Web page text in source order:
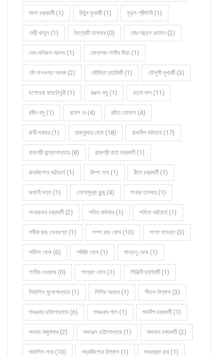
মালা চক্রবর্তী (1) মিঠুন মুখার্জী (1) মৃদুল শ্রীমানী (1)
মেরী খাতুন (1) মৈত্রেয়ী হালদার (0) মোঃ আব্দুল রহমান (2)
মোঃ মনিরুল আলম (1) মোহাম্মদ শামীম মিয়া (1)
মৌ দাশগুপ্ত আদক (2) মৌমিতা চ্যাটার্জী (1) মৌসুমী মুখার্জী (3)
যশোধরা রায়চৌধুরী (1) রঞ্জনা বসু (1) রত্না দাস (11)
রবীন বসু (1) রমেশ দে (4) রহিত ঘোষাল (4)
রাখী সরদার (1) রাজকুমার ঘোষ (18) রাজদীপ ভট্টাচার্য (17)
রাজশ্রী বন্দ্যোপাধ্যায় (8) রাজশ্রী রাহা চক্রবর্তী (1)
রামকিশোর ভট্টাচার্য (1) রিম্পা নাথ (1) রীতা চক্রবর্তী (1)
রূপালী দত্ত (1) লোপামুদ্রা কুন্ডু (4) শংকর হালদার (1)
শংকরনাথ চক্রবর্তী (2) শমিত কর্মকার (1) শমিতা ভট্টাচার্য (1)
শমীক জয় সেনগুপ্ত (1) শম্পা রায় বোস (10) শম্পা সামন্ত (3)
শর্মিলা ঘোষ (6) শর্মিষ্ঠা ঘোষ (1) শান্তনু ঘোষ (1)
শামীম নওয়াজ (0) শাশ্বত বোস (1) শিঞ্জিনী চ্যাটার্জী (1)
শিবাশিস মুখোপাধ্যায় (1) শিশির আজম (1) শীতল বিশ্বাস (3)
শুভঙ্কর চট্টোপাধ্যায় (6) শুভঙ্কর পাল (1) শুভদীপ চক্রবর্তী (1)
শুভময় মজুমদার (2) শুভাঞ্জন চট্টোপাধ্যায় (1) শুভায়ন চক্রবর্তী (2)
শুভাশিস সাহু (10) শুভ্রকিশোর বিশ্বাস (1) শুভ্রব্রত রায় (1)